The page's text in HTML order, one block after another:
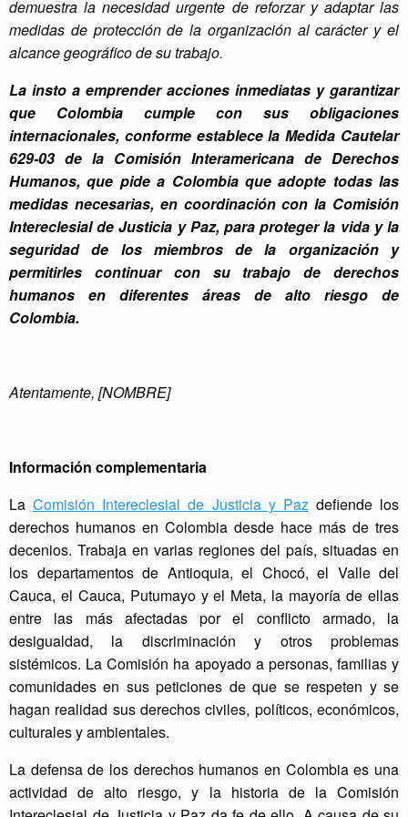
demuestra la necesidad urgente de reforzar y adaptar las
medidas de protección de la organización al carácter y el
alcance geográfico de su trabajo.
La insto a emprender acciones inmediatas y garantizar
que Colombia cumple con sus obligaciones
internacionales, conforme establece la Medida Cautelar
629-03 de la Comisión Interamericana de Derechos
Humanos, que pide a Colombia que adopte todas las
medidas necesarias, en coordinación con la Comisión
Intereclesial de Justicia y Paz, para proteger la vida y la
seguridad de los miembros de la organización y
permitirles continuar con su trabajo de derechos
humanos en diferentes áreas de alto riesgo de
Colombia.
Atentamente, [NOMBRE]
Información complementaria
LaComisión Intereclesial de Justicia y Pazdefiende los
derechos humanos en Colombia desde hace más de tres
decenios. Trabaja en varias regiones del país, situadas en
los departamentos de Antioquia, el Chocó, el Valle del
Cauca, el Cauca, Putumayo y el Meta, la mayoría de ellas
entre las más afectadas por el conflicto armado, la
desigualdad, la discriminación y otros problemas
sistémicos. La Comisión ha apoyado a personas, familias y
comunidades en sus peticiones de que se respeten y se
hagan realidad sus derechos civiles, políticos, económicos,
culturales y ambientales.
La defensa de los derechos humanos en Colombia es una
actividad de alto riesgo, y la historia de la Comisión